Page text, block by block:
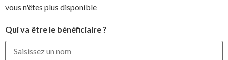
vous n'êtes plus disponible
Qui va être le bénéficiaire ?